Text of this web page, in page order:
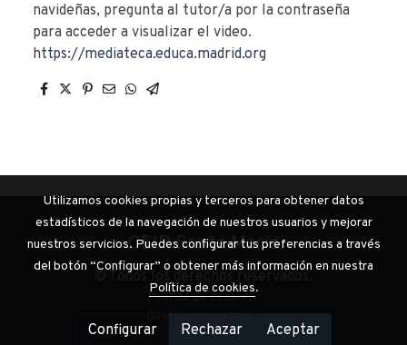
navideñas, pregunta al tutor/a por la contraseña
para acceder a visualizar el video.
https://mediateca.educa.madrid.org
CEIP Santa Maria
© Todos los derechos reservados.
Política de cookies
Gestión de cookies
Utilizamos cookies propias y terceros para obtener datos
estadísticos de la navegación de nuestros usuarios y mejorar
nuestros servicios. Puedes configurar tus preferencias a través
del botón “Configurar” o obtener más información en nuestra
Política de cookies.
Configurar Rechazar Aceptar